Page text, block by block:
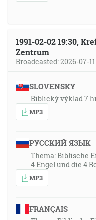
1991-02-02 19:30,
Zentrum
Broadcasted: 2026-07-11
SLOVENSKY
Biblický výklad 7
MP3
РУССКИЙ ЯЗЫК
Thema: Biblische
4 Engel und die 4
MP3
FRANÇAIS